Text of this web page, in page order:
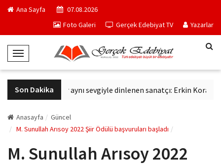
Ana Sayfa
07.08.2026
Foto Galeri
Gerçek Edebiyat TV Yazarlar
T
o
g
g
e
N
Son Dakika
Altmış yıldır aynı sevgiyle dinlenen sanatçı: Erkin Koray
Anasayfa
Güncel
M. Sunullah Arısoy 2022 Şiir Ödülü başvuruları başladı
M. Sunullah Arısoy 2022